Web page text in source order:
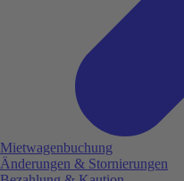
Mietwagenbuchung
Änderungen & Stornierungen